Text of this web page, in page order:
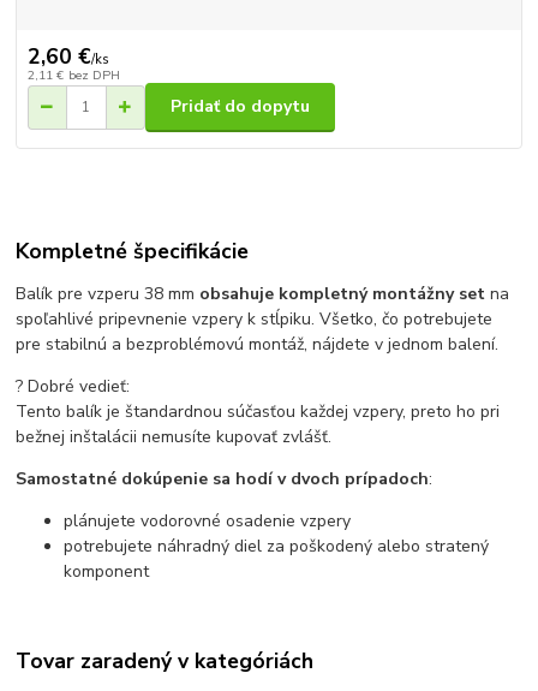
2,60 €/ks
2,11 € bez DPH
Pridať do dopytu
Kompletné špecifikácie
Balík pre vzperu 38 mm obsahuje kompletný montážny set na
spoľahlivé pripevnenie vzpery k stĺpiku. Všetko, čo potrebujete
pre stabilnú a bezproblémovú montáž, nájdete v jednom balení.
? Dobré vedieť:
Tento balík je štandardnou súčasťou každej vzpery, preto ho pri
bežnej inštalácii nemusíte kupovať zvlášť.
Samostatné dokúpenie sa hodí v dvoch prípadoch:
plánujete vodorovné osadenie vzpery
potrebujete náhradný diel za poškodený alebo stratený
komponent
Tovar zaradený v kategóriách